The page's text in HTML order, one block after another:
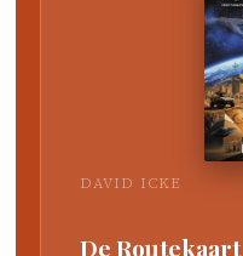
DAVID ICKE
De Routekaart